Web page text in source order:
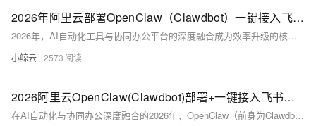
2026年阿里云部署OpenClaw（Clawdbot）一键接入飞书保姆级教程
2026年，AI自动化工具与协同办公平台的深度融合成为效率升级的核心趋势，OpenClaw（前身为Clawdbot、Moltbot）作为阿里云生态下轻量化、高适配的AI自动化代理工具，凭借“零编程基础、全场景适配、高扩展性”的优势，成为个人与企业构建专属AI助手的首选；而飞书作为高效协同办公平台，广泛应用于各类团队的日常沟通、任务管理与文档协作。将OpenClaw部署在阿里云，并一键接入飞书，可实现“飞书端直接下达指令、OpenClaw自动执行任务、结果实时反馈”的闭环，无需频繁切换平台，让AI助手真正融入协同办公流程，大幅减少重复手工劳动，提升团队协作与个人办公效率。
小鲸云 2573
2026阿里云OpenClaw(Clawdbot)部署+一键接入飞书保姆级教程
在AI自动化与协同办公深度融合的2026年，OpenClaw（前身为Clawdbot、Moltbot）作为阿里云生态下轻量化AI自动化代理工具，凭借“零编程基础适配、全场景任务执行、高扩展性”三大核心优势，成为个人与企业构建专属AI助手的首选。而飞书作为高效协同办公平台，覆盖团队沟通、任务管理、文档协作等全场景，将OpenClaw部署在阿里云并接入飞书，可实现“飞书端下达指令→OpenClaw自动执行→结果实时反馈”的闭环，让AI助手深度融入办公流程，大幅减少重复劳动，提升协作效率。